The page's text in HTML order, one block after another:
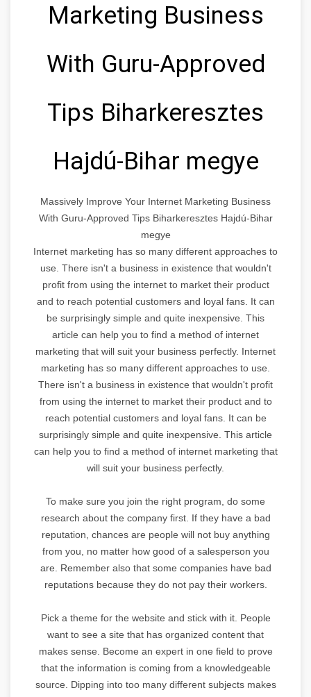
Marketing Business
With Guru-Approved
Tips Biharkeresztes
Hajdú-Bihar megye
Massively Improve Your Internet Marketing Business
With Guru-Approved Tips Biharkeresztes Hajdú-Bihar
megye
Internet marketing has so many different approaches to
use. There isn't a business in existence that wouldn't
profit from using the internet to market their product
and to reach potential customers and loyal fans. It can
be surprisingly simple and quite inexpensive. This
article can help you to find a method of internet
marketing that will suit your business perfectly. Internet
marketing has so many different approaches to use.
There isn't a business in existence that wouldn't profit
from using the internet to market their product and to
reach potential customers and loyal fans. It can be
surprisingly simple and quite inexpensive. This article
can help you to find a method of internet marketing that
will suit your business perfectly.
To make sure you join the right program, do some
research about the company first. If they have a bad
reputation, chances are people will not buy anything
from you, no matter how good of a salesperson you
are. Remember also that some companies have bad
reputations because they do not pay their workers.
Pick a theme for the website and stick with it. People
want to see a site that has organized content that
makes sense. Become an expert in one field to prove
that the information is coming from a knowledgeable
source. Dipping into too many different subjects makes